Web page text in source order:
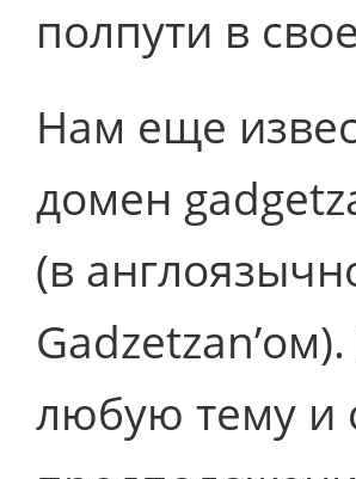
полпути в
Нам еще
домен
(в
любую тему и